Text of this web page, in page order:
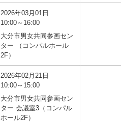
2026年03月01日
10:00～16:00
大分市男女共同参画セン
ター （コンパルホール
2F）
2026年02月21日
10:00～15:00
大分市男女共同参画セン
ター 会議室3（コンパル
ホール2F）